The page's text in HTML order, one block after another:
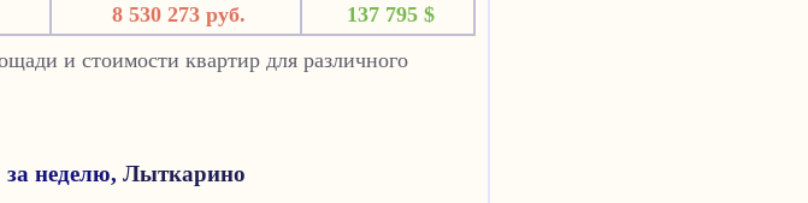
8 530 273 руб.
137 795 $
и стоимости квартир для различного
неделю, Лыткарино